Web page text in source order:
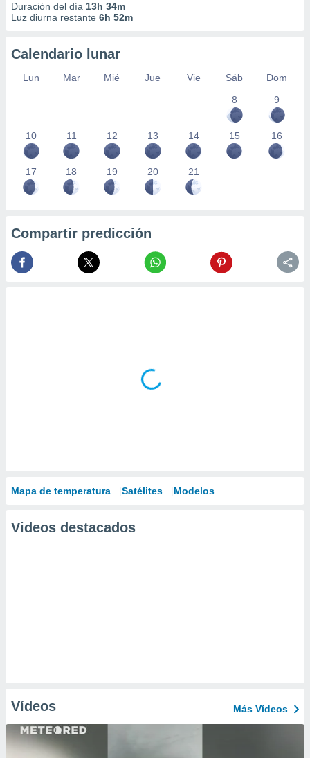
Duración del día 13h 34m
Luz diurna restante 6h 52m
Calendario lunar
Lun Mar Mié Jue Vie Sáb
Dom
8
9
10 11 12 13 14 15 16
17 18 19 20 21
Compartir predicción
Mapa de temperatura Satélites Modelos
Videos destacados
Vídeos Más Vídeos